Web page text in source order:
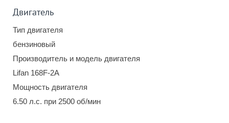
Двигатель
Тип двигателя
бензиновый
Производитель и модель двигателя
Lifan 168F-2A
Мощность двигателя
6.50 л.с. при 2500 об/мин